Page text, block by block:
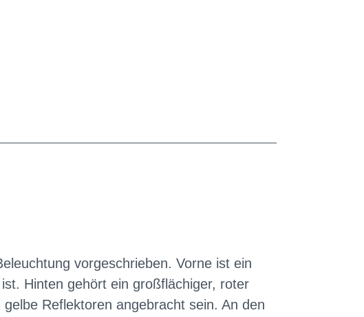
vorgeschrieben. Vorne ist ein
Hinten gehört ein großflächiger, roter
Reflektoren angebracht sein. An den